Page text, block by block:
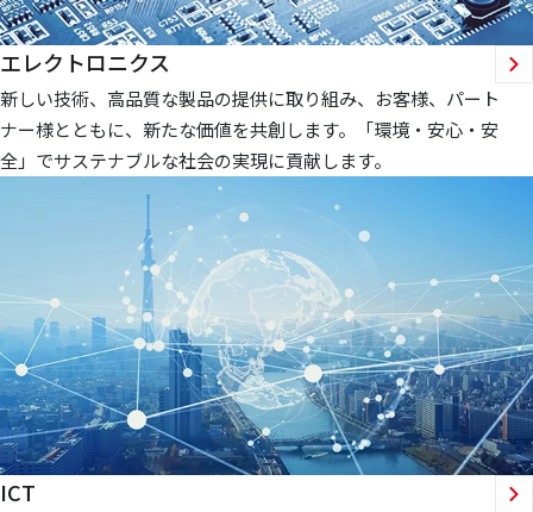
エレクトロニクス
新しい技術、高品質な製品の提供に取り組み、お客様、パート
ナー様とともに、新たな価値を共創します。「環境・安心・安
全」でサステナブルな社会の実現に貢献します。
ICT